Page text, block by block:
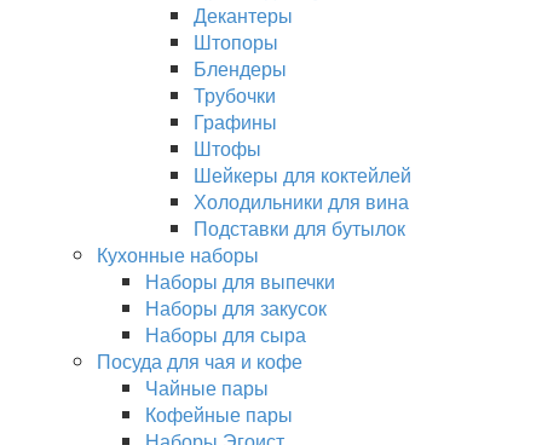
Декантеры
Штопоры
Блендеры
Трубочки
Графины
Штофы
Шейкеры для коктейлей
Холодильники для вина
Подставки для бутылок
Кухонные наборы
Наборы для выпечки
Наборы для закусок
Наборы для сыра
Посуда для чая и кофе
Чайные пары
Кофейные пары